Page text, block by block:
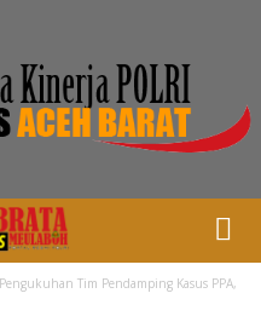
Tim Pendamping Kasus PPA,